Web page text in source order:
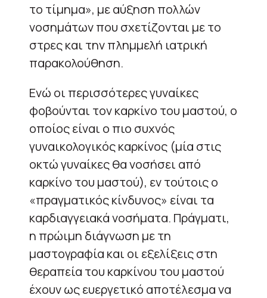
το τίμημα», με αύξηση πολλών
νοσημάτων που σχετίζονται με το
στρες και την πλημμελή ιατρική
παρακολούθηση.
Ενώ οι περισσότερες γυναίκες
φοβούνται τον καρκίνο του μαστού, ο
οποίος είναι ο πιο συχνός
γυναικολογικός καρκίνος (μία στις
οκτώ γυναίκες θα νοσήσει από
καρκίνο του μαστού), εν τούτοις ο
«πραγματικός κίνδυνος» είναι τα
καρδιαγγειακά νοσήματα. Πράγματι,
η πρώιμη διάγνωση με τη
μαστογραφία και οι εξελίξεις στη
θεραπεία του καρκίνου του μαστού
έχουν ως ευεργετικό αποτέλεσμα να